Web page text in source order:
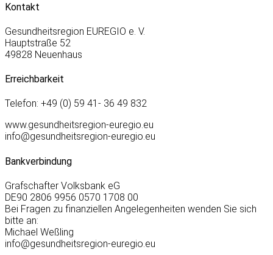
Kontakt
Gesundheitsregion EUREGIO e. V.
Hauptstraße 52
49828 Neuenhaus
Erreichbarkeit
Telefon: +49 (0) 59 41- 36 49 832
www.gesundheitsregion-euregio.eu
info@gesundheitsregion-euregio.eu
Bankverbindung
Grafschafter Volksbank eG
DE90 2806 9956 0570 1708 00
Bei Fragen zu finanziellen Angelegenheiten wenden Sie sich
bitte an:
Michael Weßling
info@gesundheitsregion-euregio.eu